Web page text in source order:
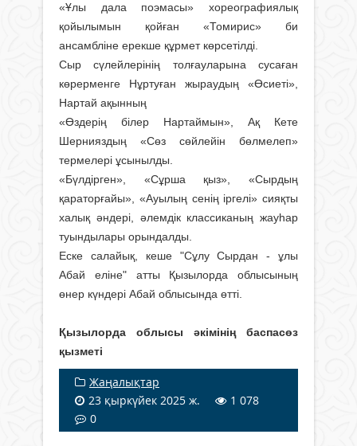
«Ұлы дала поэмасы» хореографиялық
қойылымын қойған «Томирис» би
ансамбліне ерекше құрмет көрсетілді.
Сыр сүлейлерінің толғауларына сусаған
көрерменге Нұртуған жыраудың «Өсиеті»,
Нартай ақынның
«Өздерің білер Нартаймын», Ақ Кете
Шернияздың «Сөз сөйлейін бөлмелеп»
термелері ұсынылды.
«Бүлдірген», «Сұрша қыз», «Сырдың
қараторғайы», «Ауылың сенің іргелі» сияқты
халық әндері, әлемдік классиканың жауһар
туындылары орындалды.
Еске салайық, кеше "Сұлу Сырдан - ұлы
Абай еліне" атты Қызылорда облысының
өнер күндері Абай облысында өтті.
Қызылорда облысы әкімінің баспасөз
қызметі
Жаңалықтар
23 қыркүйек 2025 ж.
1 078
0